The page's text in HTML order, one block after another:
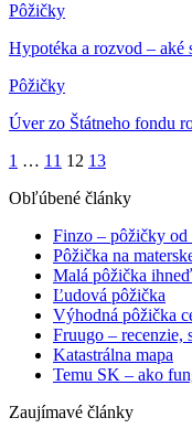
Pôžičky
Hypotéka a rozvod – aké
Pôžičky
Úver zo Štátneho fondu
1 … 11 12 13
Obľúbené články
Finzo – pôžičky
Pôžička na
Malá pôžička
Ľudová pôžička
Výhodná pôžička
Fruugo – recenzie,
Katastrálna mapa
Temu SK – ako
Zaujímavé články